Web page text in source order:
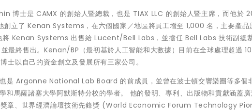
博士是 CAMX 的創始人暨總裁，也是 TIAX LLC 的創始人暨主席，而他於
創立了 Kenan Systems，在六個國家／地區將員工增至 1,000 名，主要產品
將 Kenan Systems 出售給 Lucent/Bell Labs，並擔任 Bell Labs 技術副總裁
終售出。Kenan/BP（最初基於人工智能和大數據）目前在全球處理超過
以自己的資金創立及發展所有三家公司。
是 Argonne National Lab Board 的前成員，並曾在波士頓交響樂團等多個
和馬薩諸塞大學阿默斯特分校的學者。 他的發明、專利、出版物和貢獻涵蓋廣
獎章、世界經濟論壇技術先鋒獎 (World Economic Forum Technology